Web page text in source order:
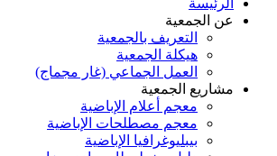
عن الجمعية
التعريف بالجمعية
هيكلة الجمعية
العمل الجماعي (غار مجماج)
مشاريع الجمعية
معجم أعلام الإباضية
معجم مصطلحات الإباضية
بيبليوغرافيا الإباضية